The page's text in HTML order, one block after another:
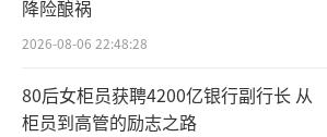
降险酿祸
2026-08-06 22:48:28
80后女柜员获聘4200亿银行副行长 从
柜员到高管的励志之路